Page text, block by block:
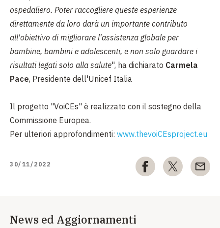
ospedaliero. Poter raccogliere queste esperienze
direttamente da loro darà un importante contributo
all'obiettivo di migliorare l'assistenza globale per
bambine, bambini e adolescenti, e non solo guardare i
risultati legati solo alla salute", ha dichiarato Carmela
Pace, Presidente dell'Unicef Italia
Il progetto "VoiCEs" è realizzato con il sostegno della
Commissione Europea.
Per ulteriori approfondimenti: www.thevoiCEsproject.eu
30/11/2022
News ed Aggiornamenti